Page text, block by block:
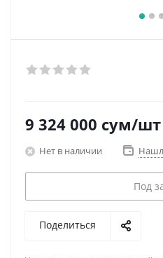
9 324 000 сум/шт
Нет в наличии
Под
Поделиться